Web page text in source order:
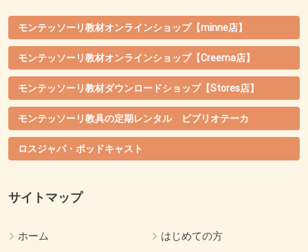
モンテッソーリ教材オンラインショップ【minne店】
モンテッソーリ教材オンラインショップ【Creema店】
モンテッソーリ教材ダウンロードショップ【Stores店】
モンテッソーリ教具の定期レンタル ビブリオテーカ
ロスジャパ・ポッドキャスト
サイトマップ
ホーム
はじめての方